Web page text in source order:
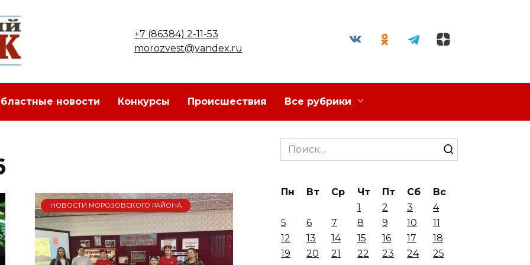
+7 (86384) 2-11-53
morozvest@yandex.ru
новости Конкурсы Происшествия Все рубрики
НОВОСТИ МОРОЗОВСКОГО РАЙОНА
Search
for:
Пн Вт Ср Чт Пт Сб
Вс
1
2 3
4
5
6 7 8 9 10
11
12
13 14 15 16 17
18
19
20 21 22 23 24
25